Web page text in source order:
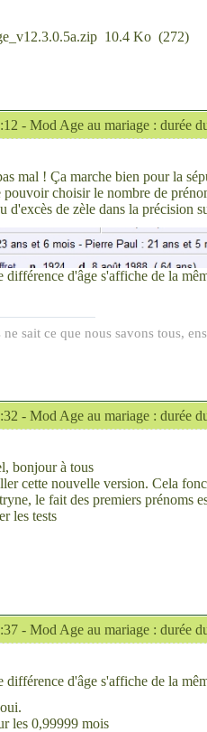
10.4 Ko (272)
- Mod Age au mariage : durée
mal ! Ça marche bien pour la
pouvoir choisir le nombre de
d'excès de zèle dans la précision
différence d'âge s'affiche de la
sait ce que nous savons tous,
- Mod Age au mariage : durée
bonjour à tous
cette nouvelle version. Cela
le fait des premiers prénoms
les tests
- Mod Age au mariage : durée
différence d'âge s'affiche de la
les 0,99999 mois